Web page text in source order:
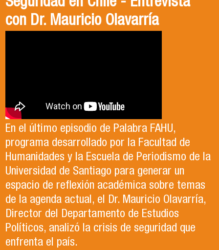
con Dr. Mauricio Olavarría
En el último episodio de Palabra FAHU,
programa desarrollado por la Facultad de
Humanidades y la Escuela de Periodismo de la
Universidad de Santiago para generar un
espacio de reflexión académica sobre temas
de la agenda actual, el Dr. Mauricio Olavarría,
Director del Departamento de Estudios
Políticos, analizó la crisis de seguridad que
enfrenta el país.
Antonia egresó de la Licenciatura en Estudios
Internacionales de la Universidad de Santiago
en el año 2023. Actualmente, trabaja en lo que
ella describe como el trabajo de sus sueños
en la Organización de las Naciones Unidas para
la Alimentación y la Agricultura (FAO).
El Departamento de Estudios Políticos, en
colaboración con la Asociación Chilena de
Ciencia Política (ACCP), fue el organizador del
exitoso Congreso que recientemente tuvo
lugar en la Universidad de Santiago. Durante el
evento, se llevaron a cabo paneles de
conversación, reflexión y debate sobre el
contexto político y académico nacional.
Puedes revisar los paneles en el apartado
"Congreso ACCP" de la página web.